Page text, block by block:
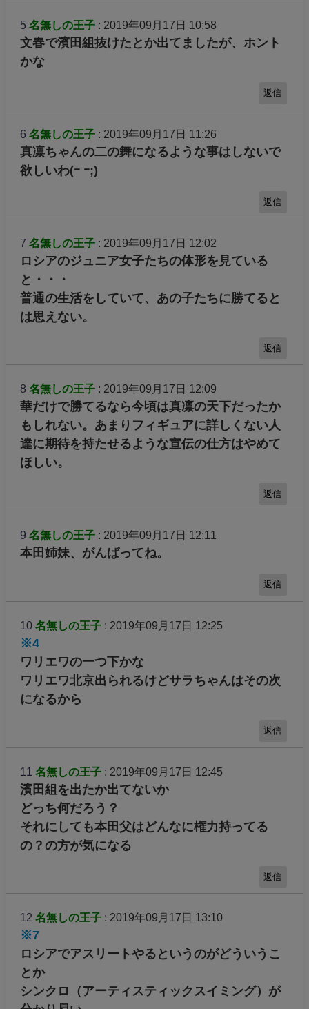
5 名無しの王子: 2019年09月17日 10:58
文春で濱田組抜けたとか出てましたが、ホント
かな
返信
6 名無しの王子: 2019年09月17日 11:26
真凛ちゃんの二の舞になるような事はしないで
欲しいわ(ｰ ｰ;)
返信
7 名無しの王子: 2019年09月17日 12:02
ロシアのジュニア女子たちの体形を見ている
と・・・
普通の生活をしていて、あの子たちに勝てると
は思えない。
返信
8 名無しの王子: 2019年09月17日 12:09
華だけで勝てるなら今頃は真凛の天下だったか
もしれない。あまりフィギュアに詳しくない人
達に期待を持たせるような宣伝の仕方はやめて
ほしい。
返信
9 名無しの王子: 2019年09月17日 12:11
本田姉妹、がんばってね。
返信
10 名無しの王子: 2019年09月17日 12:25
※4
ワリエワの一つ下かな
ワリエワ北京出られるけどサラちゃんはその次
になるから
返信
11 名無しの王子: 2019年09月17日 12:45
濱田組を出たか出てないか
どっち何だろう？
それにしても本田父はどんなに権力持ってる
の？の方が気になる
返信
12 名無しの王子: 2019年09月17日 13:10
※7
ロシアでアスリートやるというのがどういうこ
とか
シンクロ（アーティスティックスイミング）が